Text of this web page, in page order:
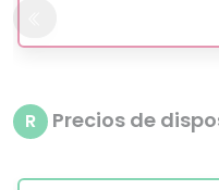
R Precios de